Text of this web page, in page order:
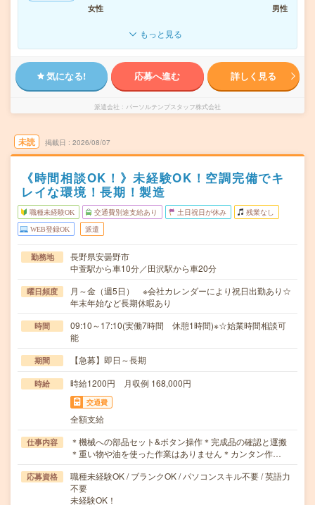
女性
男性
もっと見る
気になる! 応募へ進む 詳しく見る
派遣会社 パーソルテンプスタッフ株式会社
未読 掲載日 2026/08/07
《時間相談OK！》未経験OK！空調完備でキ
レイな環境！長期！製造
職種未経験OK 交通費別途支給あり 土日祝日が休み 残業なし
WEB登録OK 派遣
勤務地
長野県安曇野市
中萱駅から車10分／田沢駅から車20分
曜日頻度
月～金（週5日） ※会社カレンダーにより祝日出勤あり☆
年末年始など長期休暇あり
時間
09:10～17:10(実働7時間 休憩1時間)※☆始業時間相談可
能
期間 【急募】即日～長期
時給 時給1200円 月収例 168,000円
交通費
全額支給
仕事内容
＊機械への部品セット&ボタン操作＊完成品の確認と運搬
＊重い物や油を使った作業はありません＊カンタン作…
応募資格
職種未経験OK / ブランクOK / パソコンスキル不要 / 英語力
不要
未経験OK！